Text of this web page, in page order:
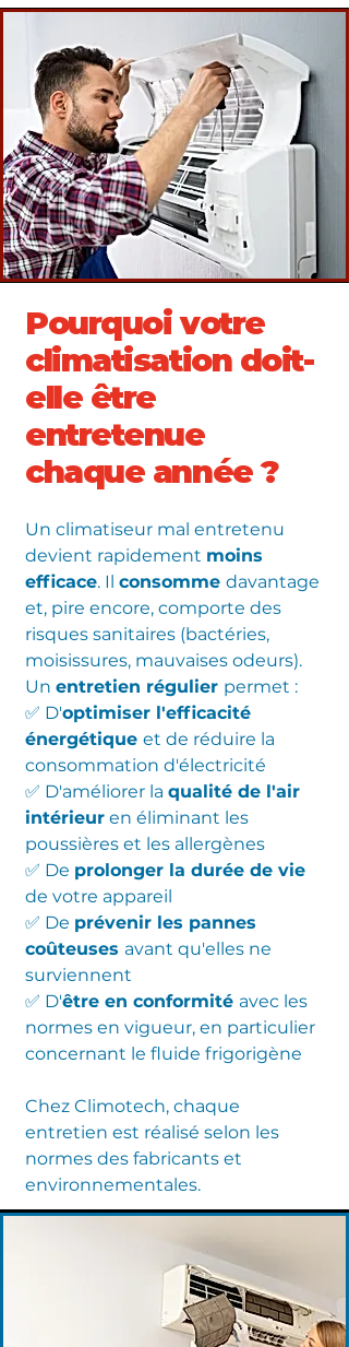
Pourquoi votre
climatisation doit-
elle être
entretenue
chaque année ?
Un climatiseur mal entretenu
devient rapidement moins
efficace. Il consomme davantage
et, pire encore, comporte des
risques sanitaires (bactéries,
moisissures, mauvaises odeurs).
Un entretien régulier permet :
✅ D'optimiser l'efficacité
énergétique et de réduire la
consommation d'électricité
✅ D'améliorer la qualité de l'air
intérieur en éliminant les
poussières et les allergènes
✅ De prolonger la durée de vie
de votre appareil
✅ De prévenir les pannes
coûteuses avant qu'elles ne
surviennent
✅ D'être en conformité avec les
normes en vigueur, en particulier
concernant le fluide frigorigène
Chez Climotech, chaque
entretien est réalisé selon les
normes des fabricants et
environnementales.